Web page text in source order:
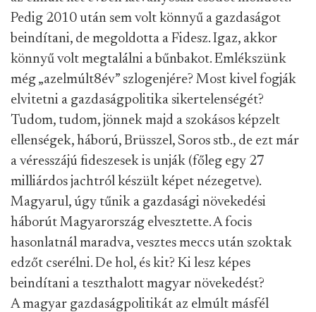
Pedig 2010 után sem volt könnyű a gazdaságot
beindítani, de megoldotta a Fidesz. Igaz, akkor
könnyű volt megtalálni a bűnbakot. Emlékszünk
még „azelmúlt8év” szlogenjére? Most kivel fogják
elvitetni a gazdaságpolitika sikertelenségét?
Tudom, tudom, jönnek majd a szokásos képzelt
ellenségek, háború, Brüsszel, Soros stb., de ezt már
a véresszájú fideszesek is unják (főleg egy 27
milliárdos jachtról készült képet nézegetve).
Magyarul, úgy tűnik a gazdasági növekedési
háborút Magyarország elvesztette. A focis
hasonlatnál maradva, vesztes meccs után szoktak
edzőt cserélni. De hol, és kit? Ki lesz képes
beindítani a teszthalott magyar növekedést?
A magyar gazdaságpolitikát az elmúlt másfél